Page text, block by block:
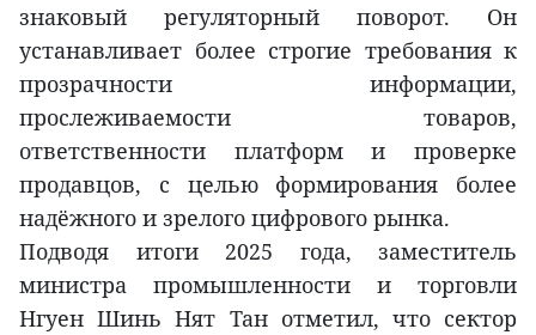
знаковый регуляторный поворот. Он
устанавливает более строгие требования к
прозрачности информации,
прослеживаемости товаров,
ответственности платформ и проверке
продавцов, с целью формирования более
надёжного и зрелого цифрового рынка.
Подводя итоги 2025 года, заместитель
министра промышленности и торговли
Нгуен Шинь Нят Тан отметил, что сектор